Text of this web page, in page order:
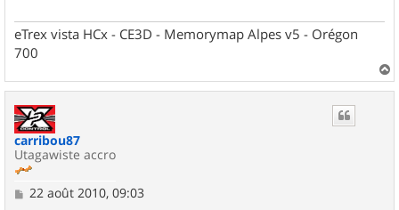
eTrex vista HCx - CE3D - Memorymap Alpes v5 - Orégon
700
a
carribou87
Utagawiste accro
M
22 août 2010, 09:03